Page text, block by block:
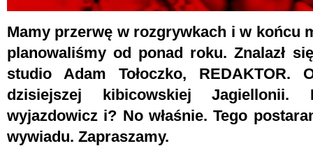
Mamy przerwę w rozgrywkach i w końcu
planowaliśmy od ponad roku. Znalazł
studio Adam Tołoczko,
dzisiejszej kibicowskiej Jagiellonii.
wyjazdowicz i? No właśnie. Tego
wywiadu. Zapraszamy.